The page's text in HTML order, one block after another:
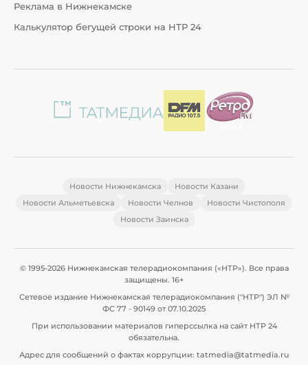
Реклама в Нижнекамске
Калькулятор бегущей строки на НТР 24
Новости Нижнекамска
Новости Казани
Новости Альметьевска
Новости Челнов
Новости Чистополя
Новости Заинска
© 1995-2026 Нижнекамская телерадиокомпания («НТР»). Все права
защищены. 16+
Сетевое издание Нижнекамская телерадиокомпания ("НТР") ЭЛ №
ФС 77 - 90149 от 07.10.2025
При использовании материалов гиперссылка на сайт НТР 24
обязательна.
Адрес для сообщений о фактах коррупции: tatmedia@tatmedia.ru